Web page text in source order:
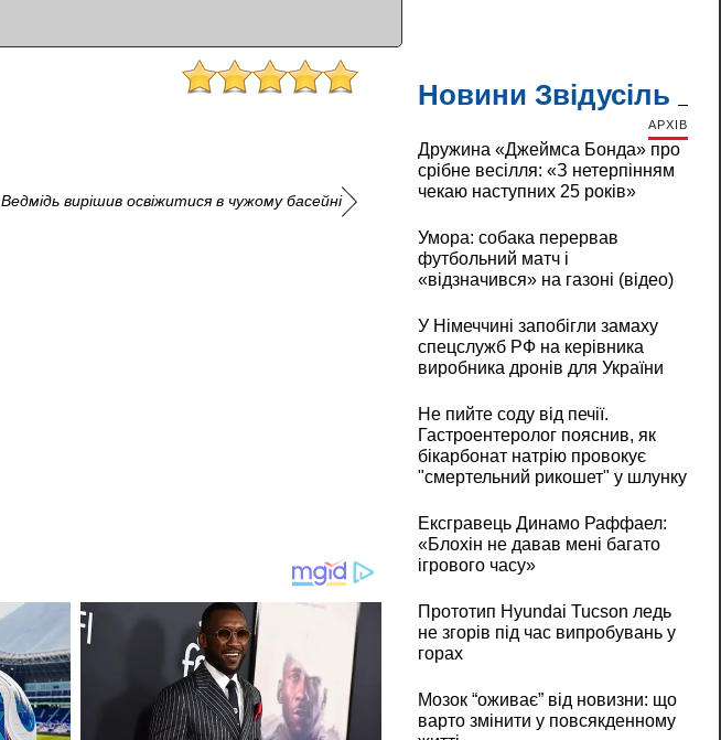
Ведмідь вирішив освіжитися в чужому басейні
Новини Звідусіль
АРХІВ
Дружина «Джеймса Бонда» про
срібне весілля: «З нетерпінням
чекаю наступних 25 років»
Умора: собака перервав
футбольний матч і
«відзначився» на газоні (відео)
У Німеччині запобігли замаху
спецслужб РФ на керівника
виробника дронів для України
Не пийте соду від печії.
Гастроентеролог пояснив, як
бікарбонат натрію провокує
"смертельний рикошет" у шлунку
Ексгравець Динамо Раффаел:
«Блохін не давав мені багато
ігрового часу»
Прототип Hyundai Tucson ледь
не згорів під час випробувань у
горах
Мозок “оживає” від новизни: що
варто змінити у повсякденному